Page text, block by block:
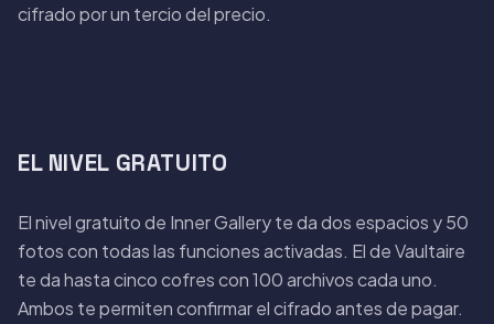
cifrado por un tercio del precio.
EL NIVEL GRATUITO
El nivel gratuito de Inner Gallery te da dos espacios y 50
fotos con todas las funciones activadas. El de Vaultaire
te da hasta cinco cofres con 100 archivos cada uno.
Ambos te permiten confirmar el cifrado antes de pagar.